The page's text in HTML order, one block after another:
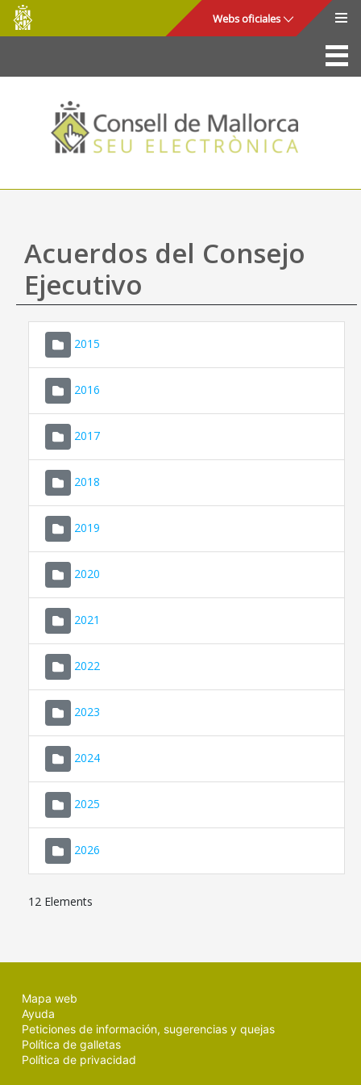
Saltar al contenido principal
Consell
de
Mallorca
Webs oficiales
La Sede
Consejo de Mallorca
Acceso y seguridad
Utilidades
Mapa web
Ayuda
Acuerdos del Consejo
Ejecutivo
2015
2016
2017
2018
2019
2020
2021
2022
2023
2024
2025
2026
12 Elements
Mapa web
Ayuda
Peticiones de información, sugerencias y quejas
Política de galletas
Política de privacidad